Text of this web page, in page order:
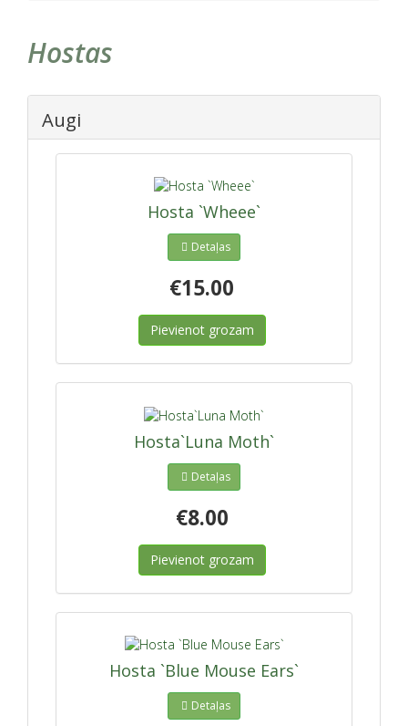
Hostas
Augi
Hosta `Wheee`
Detaļas
€15.00
Pievienot grozam
Hosta`Luna Moth`
Detaļas
€8.00
Pievienot grozam
Hosta `Blue Mouse Ears`
Detaļas